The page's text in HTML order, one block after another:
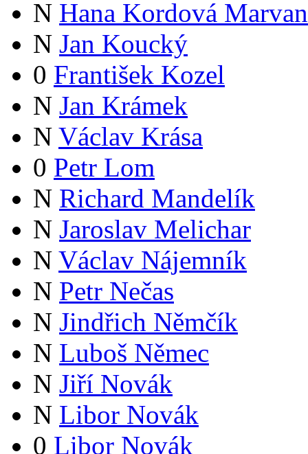
N Hana Kordová
N Jan Koucký
0 František Kozel
N Jan Krámek
N Václav Krása
0 Petr Lom
N Richard Mandelík
N Jaroslav Melichar
N Václav Nájemník
N Petr Nečas
N Jindřich Němčík
N Luboš Němec
N Jiří Novák
N Libor Novák
0 Libor Novák